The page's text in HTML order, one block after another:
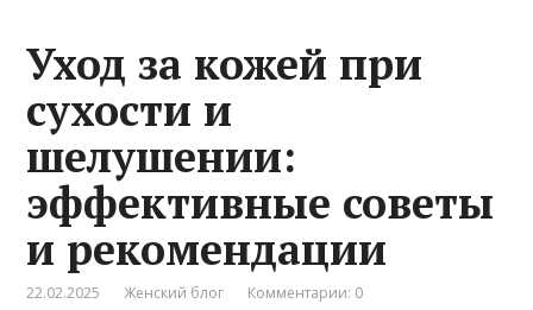
Уход за кожей при
сухости и
шелушении:
эффективные советы
и рекомендации
22.02.2025 Женский блог Комментарии: 0